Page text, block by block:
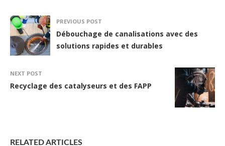
PREVIOUS POST
Débouchage de canalisations avec des
solutions rapides et durables
NEXT POST
Recyclage des catalyseurs et des FAPP
RELATED ARTICLES